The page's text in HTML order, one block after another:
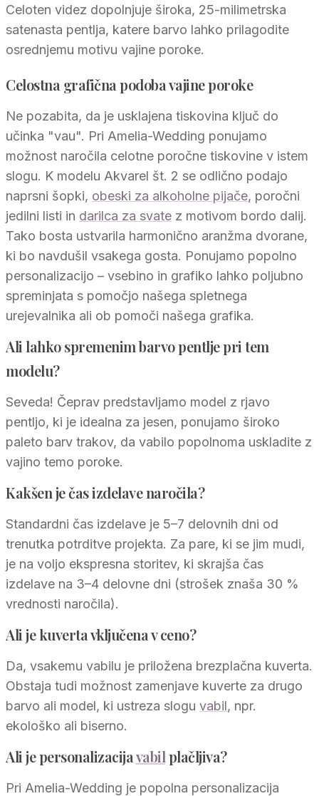
Celoten videz dopolnjuje široka, 25-milimetrska
satenasta pentlja, katere barvo lahko prilagodite
osrednjemu motivu vajine poroke.
Celostna grafična podoba vajine poroke
Ne pozabita, da je usklajena tiskovina ključ do
učinka "vau". Pri Amelia-Wedding ponujamo
možnost naročila celotne poročne tiskovine v istem
slogu. K modelu Akvarel št. 2 se odlično podajo
naprsni šopki, obeski za alkoholne pijače, poročni
jedilni listi in darilca za svate z motivom bordo dalij.
Tako bosta ustvarila harmonično aranžma dvorane,
ki bo navdušil vsakega gosta. Ponujamo popolno
personalizacijo – vsebino in grafiko lahko poljubno
spreminjata s pomočjo našega spletnega
urejevalnika ali ob pomoči našega grafika.
Ali lahko spremenim barvo pentlje pri tem
modelu?
Seveda! Čeprav predstavljamo model z rjavo
pentljo, ki je idealna za jesen, ponujamo široko
paleto barv trakov, da vabilo popolnoma uskladite z
vajino temo poroke.
Kakšen je čas izdelave naročila?
Standardni čas izdelave je 5–7 delovnih dni od
trenutka potrditve projekta. Za pare, ki se jim mudi,
je na voljo ekspresna storitev, ki skrajša čas
izdelave na 3–4 delovne dni (strošek znaša 30 %
vrednosti naročila).
Ali je kuverta vključena v ceno?
Da, vsakemu vabilu je priložena brezplačna kuverta.
Obstaja tudi možnost zamenjave kuverte za drugo
barvo ali model, ki ustreza slogu vabil, npr.
ekološko ali biserno.
Ali je personalizacijavabilplačljiva?
Pri Amelia-Wedding je popolna personalizacija